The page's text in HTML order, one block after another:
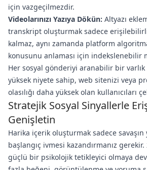
için vazgeçilmezdir.
Videolarınızı Yazıya Dökün: Altyazı
transkript oluşturmak sadece
kalmaz, aynı zamanda platform
konusunu anlaması için indekslenebilir
Her sosyal gönderiyi aranabilir bir
yüksek niyete sahip, web sitenizi veya
olasılığı daha yüksek olan kullanıcıları
Stratejik Sosyal Sinyallerle
Genişletin
Harika içerik oluşturmak sadece savaşın
başlangıç ivmesi kazandırmanız
güçlü bir psikolojik tetikleyici olmaya